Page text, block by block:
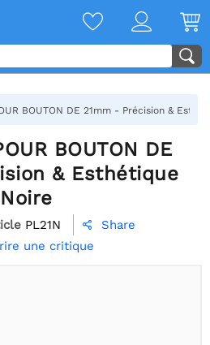
BOUTON DE 21mm - Précision &
BOUTON DE
& Esthétique
Noire
PL21N 
Share
une critique